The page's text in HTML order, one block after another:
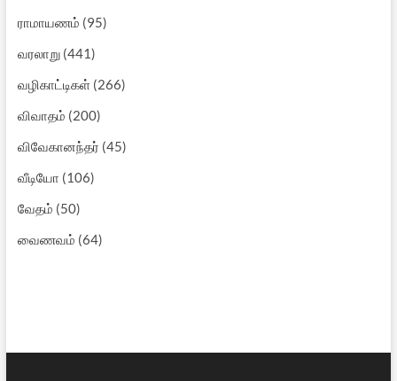
ராமாயணம் (95)
வரலாறு(441)
வழிகாட்டிகள்(266)
விவாதம் (200)
விவேகானந்தர் (45)
வீடியோ (106)
வேதம் (50)
வைணவம் (64)